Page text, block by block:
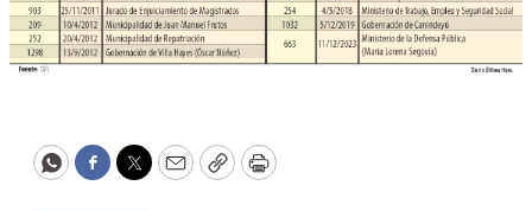
WhatsApp
Facebook
Twitter
EmailCopyPrint